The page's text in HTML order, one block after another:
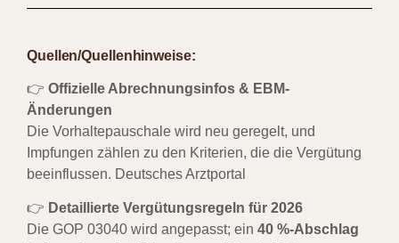
Quellen/Quellenhinweise:
👉 Offizielle Abrechnungsinfos & EBM-
Änderungen
Die Vorhaltepauschale wird neu geregelt, und
Impfungen zählen zu den Kriterien, die die Vergütung
beeinflussen. Deutsches Arztportal
👉 Detaillierte Vergütungsregeln für 2026
Die GOP 03040 wird angepasst; ein 40 %-Abschlag